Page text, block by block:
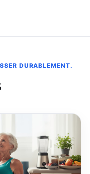
DURABLEMENT.